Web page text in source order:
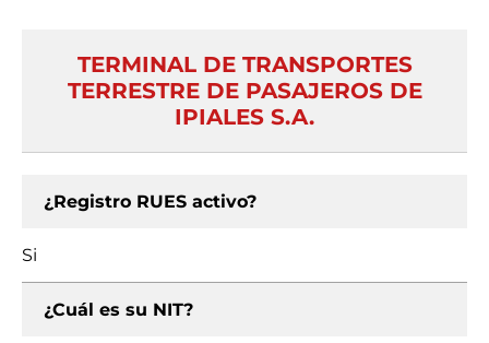
TERMINAL DE TRANSPORTES
TERRESTRE DE PASAJEROS DE
IPIALES S.A.
¿Registro RUES activo?
Si
¿Cuál es su NIT?